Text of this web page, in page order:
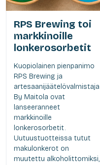
RPS Brewing toi
markkinoille
lonkerosorbetit
Kuopiolainen pienpanimo
RPS Brewing ja
artesaanijäätelövalmistaja
By Maitola ovat
lanseeranneet
markkinoille
lonkerosorbetit.
Uutuustuotteissa tutut
makulonkerot on
muutettu alkoholittomiksi,